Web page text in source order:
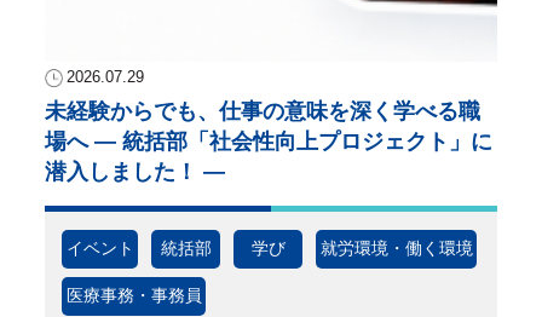
2026.07.29
未経験からでも、仕事の意味を深く学べる職
場へ ― 統括部「社会性向上プロジェクト」に
潜入しました！ ―
イベント 統括部 学び 就労環境・働く環境
医療事務・事務員